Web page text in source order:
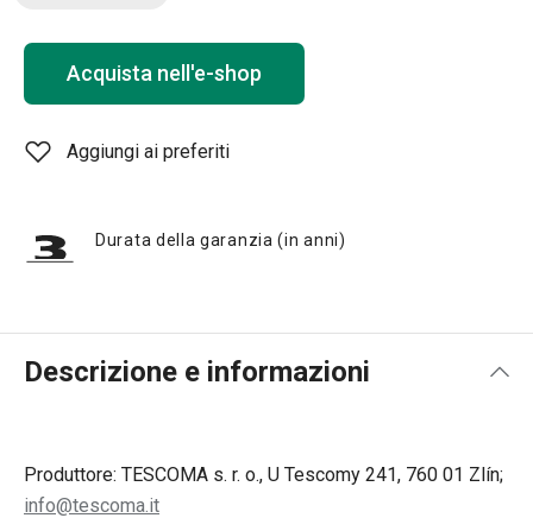
Acquista nell'e-shop
Aggiungi ai preferiti
Durata della garanzia (in anni)
Descrizione e informazioni
Produttore: TESCOMA s. r. o., U Tescomy 241, 760 01 Zlín;
info@tescoma.it